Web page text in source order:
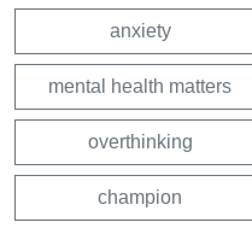
anxiety
mental health matters
overthinking
champion